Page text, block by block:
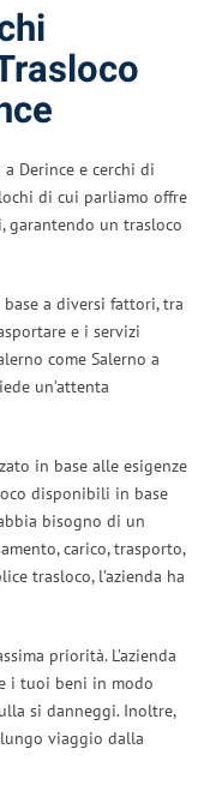
Derince e cerchi di
di cui parliamo offre
garantendo un trasloco
a diversi fattori, tra
e i servizi
come Salerno a
un’attenta
in base alle esigenze
disponibili in base
bisogno di un
carico, trasporto,
trasloco, l’azienda ha
priorità. L’azienda
i tuoi beni in modo
si danneggi. Inoltre,
viaggio dalla